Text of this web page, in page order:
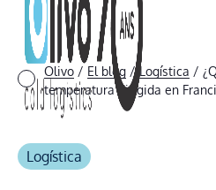
Olivo / El blog / Logística /
temperatura dirigida en
Logística